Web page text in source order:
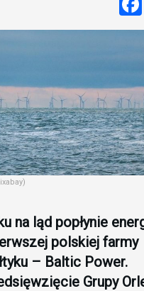
na ląd popłynie
polskiej farmy
– Baltic Power.
Grupy